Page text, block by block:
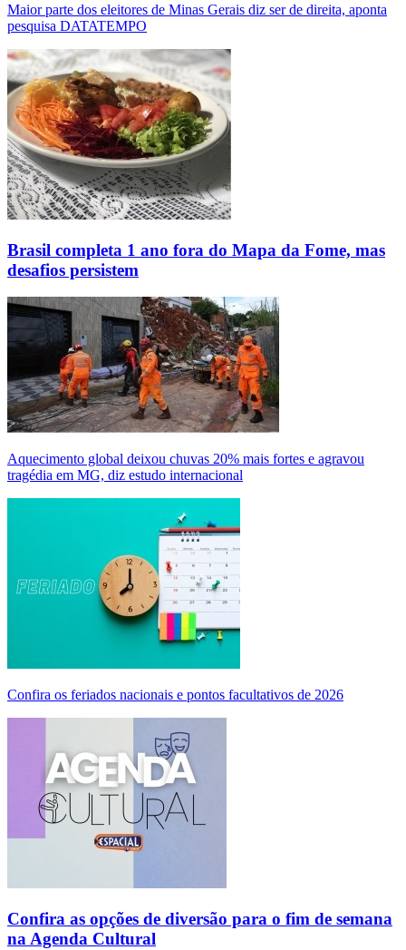
Maior parte dos eleitores de Minas Gerais diz ser de direita, aponta
pesquisa DATATEMPO
Brasil completa 1 ano fora do Mapa da Fome, mas
desafios persistem
Aquecimento global deixou chuvas 20% mais fortes e agravou
tragédia em MG, diz estudo internacional
Confira os feriados nacionais e pontos facultativos de 2026
Confira as opções de diversão para o fim de semana
na Agenda Cultural